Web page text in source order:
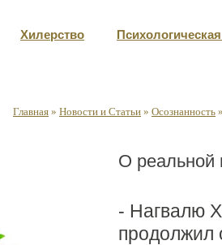
Хилерство
Главная » Новости и Статьи » Осознанность
О реальной
- Нагвалю
продолжил